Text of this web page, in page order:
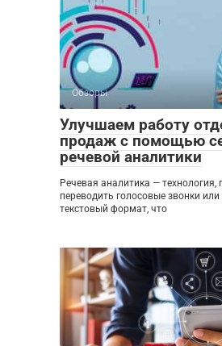
Обзоры
Улучшаем работу
продаж с помощью
речевой аналитики
Речевая аналитика —
переводить голосовые звонки
текстовый формат, что